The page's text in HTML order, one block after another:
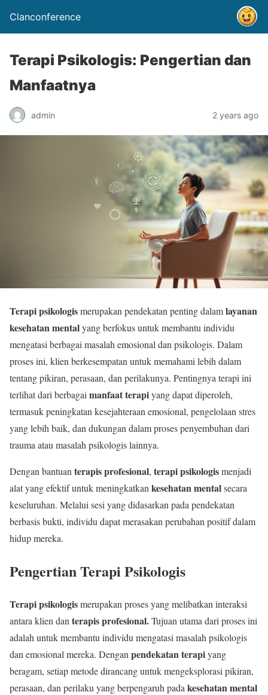
Clanconference
Terapi Psikologis: Pengertian dan
Manfaatnya
admin 2 years ago
Terapi psikologismerupakan pendekatan penting dalamlayanan
kesehatan mentalyang berfokus untuk membantu individu
mengatasi berbagai masalah emosional dan psikologis. Dalam
proses ini, klien berkesempatan untuk memahami lebih dalam
tentang pikiran, perasaan, dan perilakunya. Pentingnya terapi ini
terlihat dari berbagai manfaat terapiyang dapat diperoleh,
termasuk peningkatan kesejahteraan emosional, pengelolaan stres
yang lebih baik, dan dukungan dalam proses penyembuhan dari
trauma atau masalah psikologis lainnya.
Dengan bantuan terapis profesional, terapi psikologismenjadi
alat yang efektif untuk meningkatkan kesehatan mentalsecara
keseluruhan. Melalui sesi yang didasarkan pada pendekatan
berbasis bukti, individu dapat merasakan perubahan positif dalam
hidup mereka.
Pengertian Terapi Psikologis
Terapi psikologismerupakan proses yang melibatkan interaksi
antara klien dan terapis profesional.Tujuan utama dari proses ini
adalah untuk membantu individu mengatasi masalah psikologis
dan emosional mereka. Dengan pendekatan terapiyang
beragam, setiap metode dirancang untuk mengeksplorasi pikiran,
perasaan, dan perilaku yang berpengaruh pada kesehatan mental